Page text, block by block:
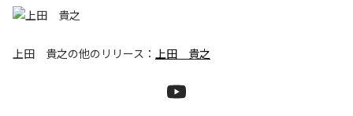
上田 貴之の他のリリース： 上田 貴之